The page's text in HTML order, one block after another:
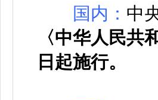
国内： 中
〈中华人民共
日起施行。